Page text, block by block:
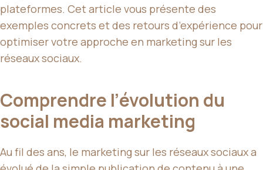
plateformes. Cet article vous présente des
exemples concrets et des retours d’expérience pour
optimiser votre approche en marketing sur les
réseaux sociaux.
Comprendre l’évolution du
social media marketing
Au fil des ans, le marketing sur les réseaux sociaux a